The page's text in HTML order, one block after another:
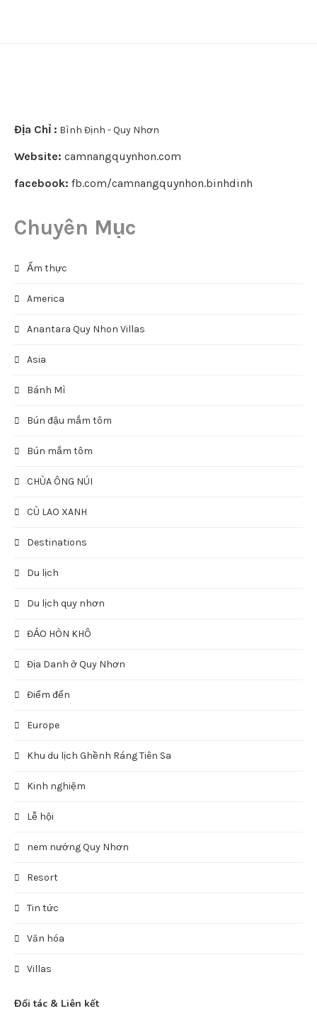
Địa Chỉ : Bình Định - Quy Nhơn
Website: camnangquynhon.com
facebook: fb.com/camnangquynhon.binhdinh
Chuyên Mục
Ẩm thực
America
Anantara Quy Nhon Villas
Asia
Bánh Mì
Bún đậu mắm tôm
Bún mắm tôm
CHÙA ÔNG NÚI
CÙ LAO XANH
Destinations
Du lịch
Du lịch quy nhơn
ĐẢO HÒN KHÔ
Địa Danh ở Quy Nhơn
Điểm đến
Europe
Khu du lịch Ghềnh Ráng Tiên Sa
Kinh nghiệm
Lễ hội
nem nướng Quy Nhơn
Resort
Tin tức
Văn hóa
Villas
Đối tác & Liên kết